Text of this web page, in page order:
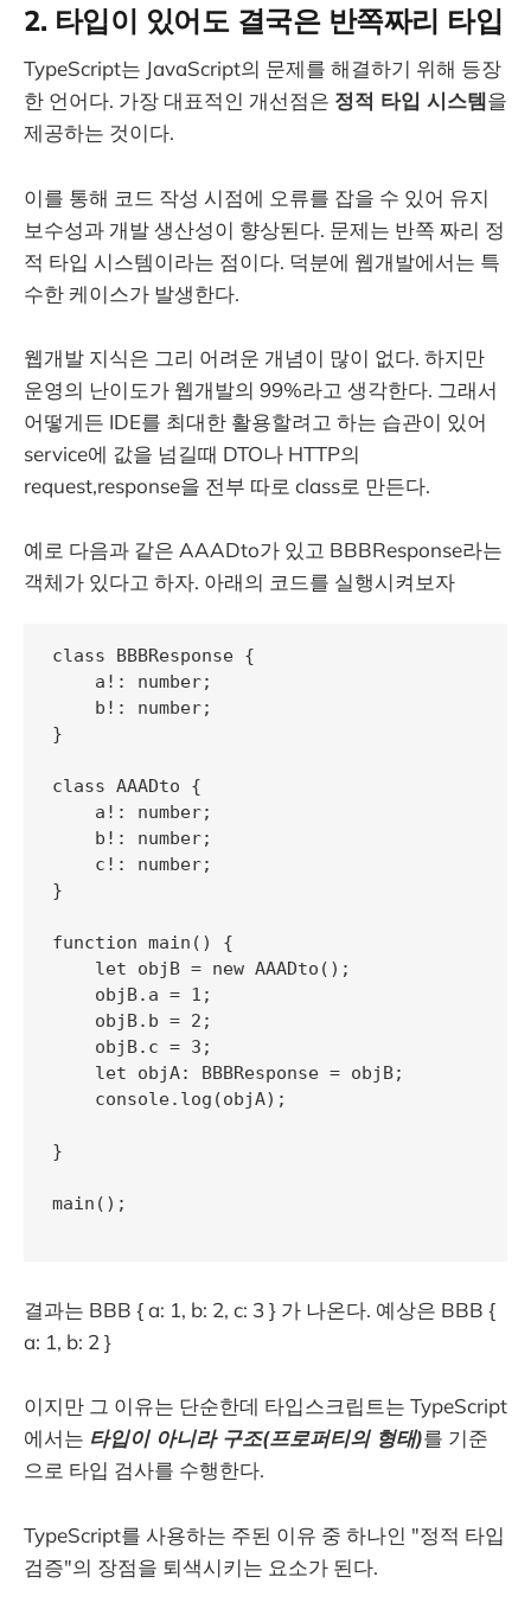
2. 타입이 있어도 결국은 반쪽짜리 타입
TypeScript는 JavaScript의 문제를 해결하기 위해 등장
한 언어다. 가장 대표적인 개선점은 정적 타입 시스템을
제공하는 것이다.
이를 통해 코드 작성 시점에 오류를 잡을 수 있어 유지
보수성과 개발 생산성이 향상된다. 문제는 반쪽 짜리 정
적 타입 시스템이라는 점이다. 덕분에 웹개발에서는 특
수한 케이스가 발생한다.
웹개발 지식은 그리 어려운 개념이 많이 없다. 하지만
운영의 난이도가 웹개발의 99%라고 생각한다. 그래서
어떻게든 IDE를 최대한 활용할려고 하는 습관이 있어
service에 값을 넘길때 DTO나 HTTP의
request,response을 전부 따로 class로 만든다.
예로 다음과 같은 AAADto가 있고 BBBResponse라는
객체가 있다고 하자. 아래의 코드를 실행시켜보자
class BBBResponse {
    a!: number;
    b!: number;
}
class AAADto {
    a!: number;
    b!: number;
    c!: number;
}
function main() {
    let objB = new AAADto();
    objB.a = 1;
    objB.b = 2;
    objB.c = 3;
    let objA: BBBResponse = objB;
    console.log(objA);
}
main();
결과는 BBB { a: 1, b: 2, c: 3 } 가 나온다. 예상은 BBB {
a: 1, b: 2 }
이지만 그 이유는 단순한데 타입스크립트는 TypeScript
에서는 타입이 아니라 구조(프로퍼티의 형태)를 기준
으로 타입 검사를 수행한다.
TypeScript를 사용하는 주된 이유 중 하나인 "정적 타입
검증"의 장점을 퇴색시키는 요소가 된다.